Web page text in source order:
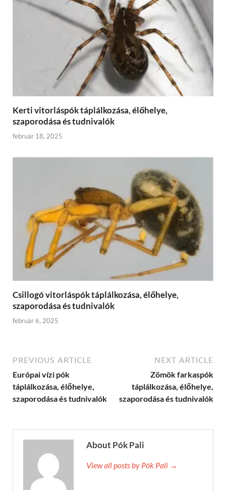
Kerti vitorláspók táplálkozása, élőhelye,
szaporodása és tudnivalók
február 18, 2025
Csillogó vitorláspók táplálkozása, élőhelye,
szaporodása és tudnivalók
február 6, 2025
PREVIOUS ARTICLE
Európai vízi pók
táplálkozása, élőhelye,
szaporodása és tudnivalók
NEXT ARTICLE
Zömök farkaspók
táplálkozása, élőhelye,
szaporodása és tudnivalók
About Pók Pali
View all posts by Pók Pali →